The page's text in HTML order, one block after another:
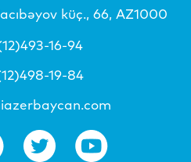
küç., 66, AZ1000
16-94
19-84